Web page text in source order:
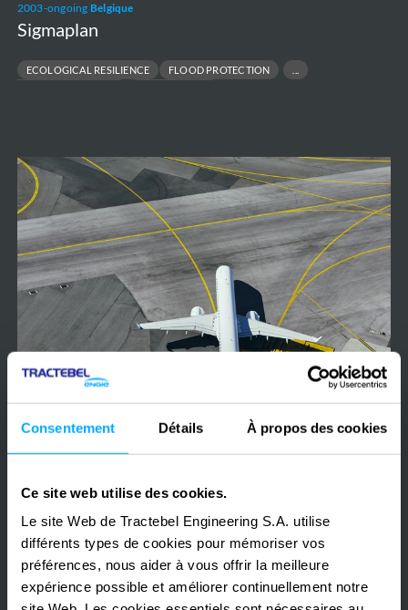
Consentement Détails À propos des cookies
Ce site web utilise des cookies.
Le site Web de Tractebel Engineering S.A. utilise
différents types de cookies pour mémoriser vos
préférences, nous aider à vous offrir la meilleure
expérience possible et améliorer continuellement notre
2003-ongoing Belgique
Sigmaplan
ECOLOGICAL RESILIENCE
FLOOD PROTECTION
2012-2016Belgique
Brussels Airport - Tunnel underneath taxiways
BÂTIMENT AIRPORT ROAD TAXIWAY
Brussels
Airport
-
Tunnel
underneath
taxiways
OPG